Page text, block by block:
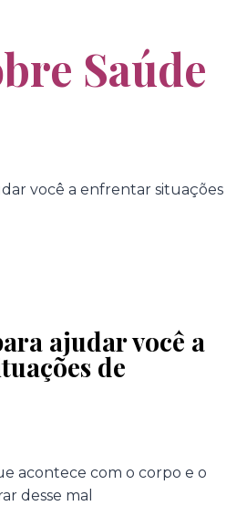
Saúde
ajudar você a
de